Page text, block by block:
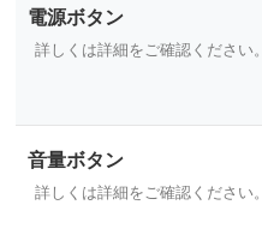
電源ボタン
詳しくは詳細をご確認ください。
音量ボタン
詳しくは詳細をご確認ください。